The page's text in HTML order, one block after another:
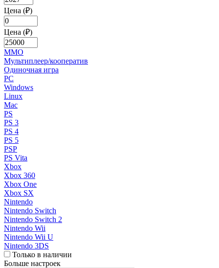
Цена (₽)
Цена (₽)
MMO
Мультиплеер/кооператив
Одиночная игра
PC
Windows
Linux
Mac
PS
PS 3
PS 4
PS 5
PSP
PS Vita
Xbox
Xbox 360
Xbox One
Xbox SX
Nintendo
Nintendo Switch
Nintendo Switch 2
Nintendo Wii
Nintendo Wii U
Nintendo 3DS
Только в наличии
Больше настроек